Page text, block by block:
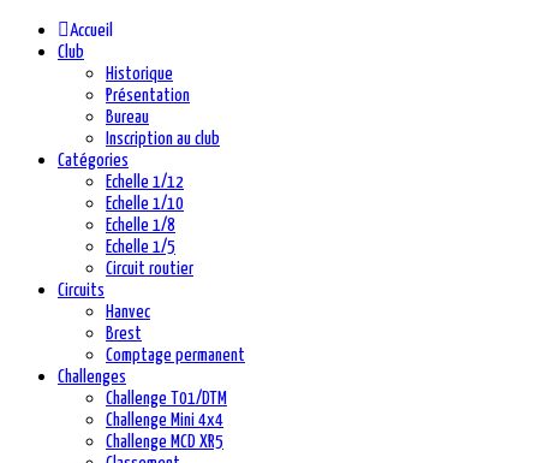
Accueil
Club
Historique
Présentation
Bureau
Inscription au club
Catégories
Echelle 1/12
Echelle 1/10
Echelle 1/8
Echelle 1/5
Circuit routier
Circuits
Hanvec
Brest
Comptage permanent
Challenges
Challenge T01/DTM
Challenge Mini 4x4
Challenge MCD XR5
précédente
précédent
suivante
suivant